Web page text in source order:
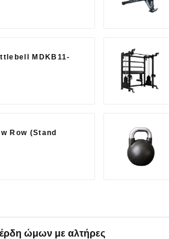
MDKB11-
Row (Stand
ώμων με αλτήρες